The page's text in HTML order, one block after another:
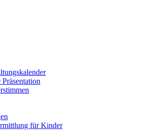
für Kinder